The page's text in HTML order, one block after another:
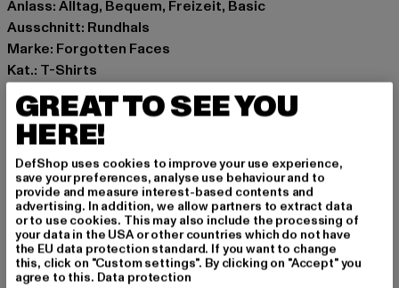
Anlass: Alltag, Bequem, Freizeit, Basic
Ausschnitt: Rundhals
Marke: Forgotten Faces
Kat.: T-Shirts
Farbe: grau
Hersteller Farbe: lightasphalt
Materialzusammensetzung: 100% Baumwolle
Art.Nr: FOF0130-02946
Hersteller: TB International GmbH |info@tbint.de
Dr.-Robert-Murjahn-Straße 7 | 64372 Ober-Ramstadt |
DE
GREAT TO SEE YOU
HERE!
DefShop uses cookies to improve your use experience,
save your preferences, analyse use behaviour and to
provide and measure interest-based contents and
advertising. In addition, we allow partners to extract data
or to use cookies. This may also include the processing of
your data in the USA or other countries which do not have
the EU data protection standard. If you want to change
this, click on "Custom settings". By clicking on "Accept" you
agree to this. Data protection